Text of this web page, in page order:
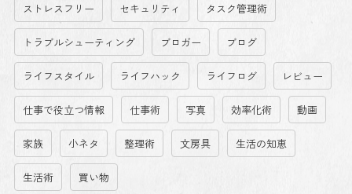
ストレスフリー セキュリティ タスク管理術
トラブルシューティング ブロガー ブログ
ライフスタイル ライフハック ライフログ レビュー
仕事で役立つ情報 仕事術 写真 効率化術 動画
家族 小ネタ 整理術 文房具 生活の知恵
生活術 買い物